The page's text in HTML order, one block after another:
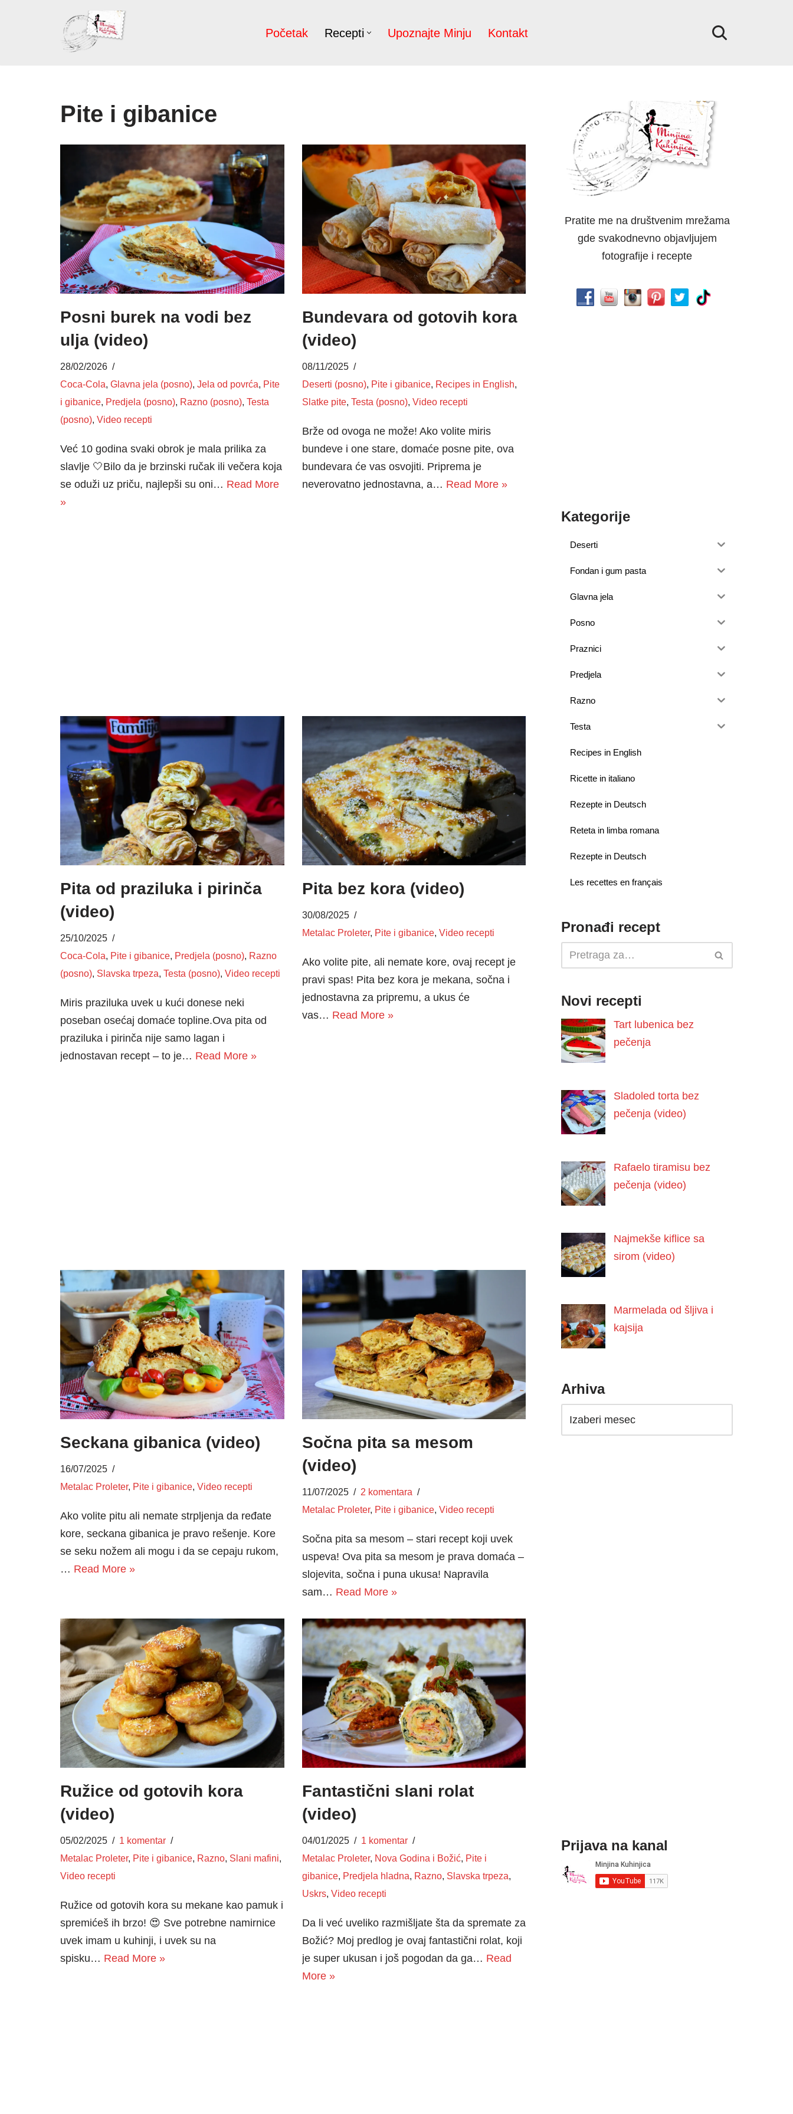
Početak Recepti Upoznajte Minju Kontakt
Pite i gibanice
Posni burek na vodi bez
ulja (video)
28/02/2026
Coca-Cola, Glavna jela (posno), Jela od povrća, Pite
i gibanice, Predjela (posno), Razno (posno), Testa
(posno), Video recepti
Već 10 godina svaki obrok je mala prilika za
slavlje 🤍Bilo da je brzinski ručak ili večera koja
se oduži uz priču, najlepši su oni… Read More
»
Bundevara od gotovih kora
(video)
08/11/2025
Deserti (posno), Pite i gibanice, Recipes in English,
Slatke pite, Testa (posno), Video recepti
Brže od ovoga ne može! Ako volite miris
bundeve i one stare, domaće posne pite, ova
bundevara će vas osvojiti. Priprema je
neverovatno jednostavna, a… Read More »
Pita od praziluka i pirinča
(video)
25/10/2025
Coca-Cola, Pite i gibanice, Predjela (posno), Razno
(posno), Slavska trpeza, Testa (posno), Video recepti
Miris praziluka uvek u kući donese neki
poseban osećaj domaće topline.Ova pita od
praziluka i pirinča nije samo lagan i
jednostavan recept – to je… Read More »
Pita bez kora (video)
30/08/2025
Metalac Proleter, Pite i gibanice, Video recepti
Ako volite pite, ali nemate kore, ovaj recept je
pravi spas! Pita bez kora je mekana, sočna i
jednostavna za pripremu, a ukus će
vas… Read More »
Seckana gibanica (video)
16/07/2025
Metalac Proleter, Pite i gibanice, Video recepti
Ako volite pitu ali nemate strpljenja da ređate
kore, seckana gibanica je pravo rešenje. Kore
se seku nožem ali mogu i da se cepaju rukom,
… Read More »
Sočna pita sa mesom
(video)
11/07/2025
2 komentara
Metalac Proleter, Pite i gibanice, Video recepti
Sočna pita sa mesom – stari recept koji uvek
uspeva! Ova pita sa mesom je prava domaća –
slojevita, sočna i puna ukusa! Napravila
sam… Read More »
Ružice od gotovih kora
(video)
05/02/2025
1 komentar
Metalac Proleter, Pite i gibanice, Razno, Slani mafini,
Video recepti
Ružice od gotovih kora su mekane kao pamuk i
spremićeš ih brzo! 😍 Sve potrebne namirnice
uvek imam u kuhinji, i uvek su na
spisku… Read More »
Fantastični slani rolat
(video)
04/01/2025
1 komentar
Metalac Proleter, Nova Godina i Božić, Pite i
gibanice, Predjela hladna, Razno, Slavska trpeza,
Uskrs, Video recepti
Da li već uveliko razmišljate šta da spremate za
Božić? Moj predlog je ovaj fantastični rolat, koji
je super ukusan i još pogodan da ga… Read
More »
Pratite me na društvenim mrežama
gde svakodnevno objavljujem
fotografije i recepte
Kategorije
Deserti
Fondan i gum pasta
Glavna jela
Posno
Praznici
Predjela
Razno
Testa
Recipes in English
Ricette in italiano
Rezepte in Deutsch
Reteta in limba romana
Rezepte in Deutsch
Les recettes en français
Pronađi recept
Novi recepti
Tart lubenica bez
pečenja
Sladoled torta bez
pečenja (video)
Rafaelo tiramisu bez
pečenja (video)
Najmekše kiflice sa
sirom (video)
Marmelada od šljiva i
kajsija
Arhiva
Prijava na kanal